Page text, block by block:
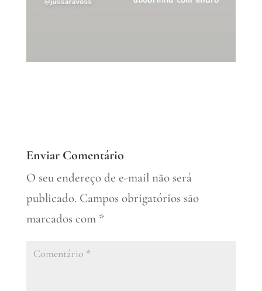
Enviar Comentário
O seu endereço de e-mail não será
publicado. Campos obrigatórios são
marcados com *